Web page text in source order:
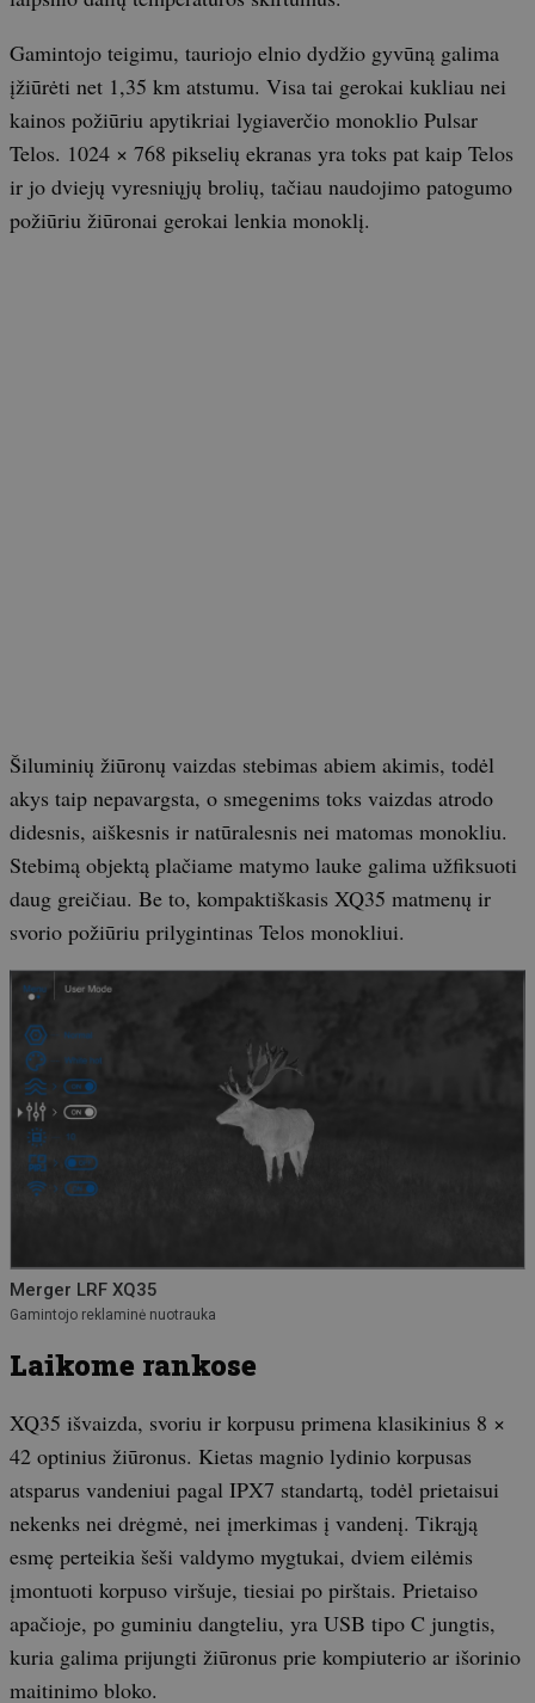
Gamintojo teigimu, tauriojo elnio dydžio gyvūną galima
įžiūrėti net 1,35 km atstumu. Visa tai gerokai kukliau nei
kainos požiūriu apytikriai lygiaverčio monoklio Pulsar
Telos. 1024 × 768 pikselių ekranas yra toks pat kaip Telos
ir jo dviejų vyresniųjų brolių, tačiau naudojimo patogumo
požiūriu žiūronai gerokai lenkia monoklį.
Šiluminių žiūronų vaizdas stebimas abiem akimis, todėl
akys taip nepavargsta, o smegenims toks vaizdas atrodo
didesnis, aiškesnis ir natūralesnis nei matomas monokliu.
Stebimą objektą plačiame matymo lauke galima užfiksuoti
daug greičiau. Be to, kompaktiškasis XQ35 matmenų ir
svorio požiūriu prilygintinas Telos monokliui.
Merger LRF XQ35
Gamintojo reklaminė nuotrauka
Laikome rankose
XQ35 išvaizda, svoriu ir korpusu primena klasikinius 8 ×
42 optinius žiūronus. Kietas magnio lydinio korpusas
atsparus vandeniui pagal IPX7 standartą, todėl prietaisui
nekenks nei drėgmė, nei įmerkimas į vandenį. Tikrąją
esmę perteikia šeši valdymo mygtukai, dviem eilėmis
įmontuoti korpuso viršuje, tiesiai po pirštais. Prietaiso
apačioje, po guminiu dangteliu, yra USB tipo C jungtis,
kuria galima prijungti žiūronus prie kompiuterio ar išorinio
maitinimo bloko.